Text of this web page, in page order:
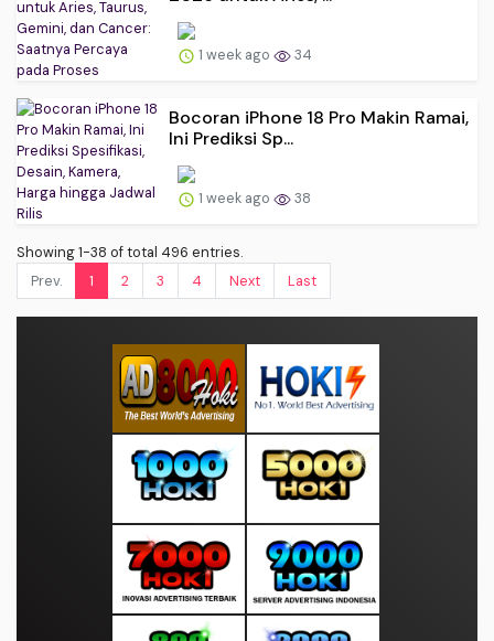
1 week ago 34
Bocoran iPhone 18 Pro Makin Ramai,
Ini Prediksi Sp...
1 week ago 38
Showing 1-38 of total 496 entries.
Prev.
1 2 3 4 Next Last